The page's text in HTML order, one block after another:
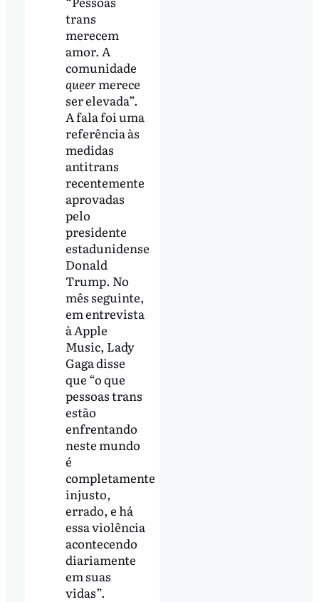
trans
merecem
amor. A
comunidade
queermerece
ser elevada”.
A fala foi uma
referência às
medidas
antitrans
recentemente
aprovadas
pelo
presidente
estadunidense
Donald
Trump. No
mês seguinte,
em entrevista
à Apple
Music, Lady
Gaga disse
que “o que
pessoas trans
estão
enfrentando
neste mundo
é
completamente
injusto,
errado, e há
essa violência
acontecendo
diariamente
em suas
vidas”.